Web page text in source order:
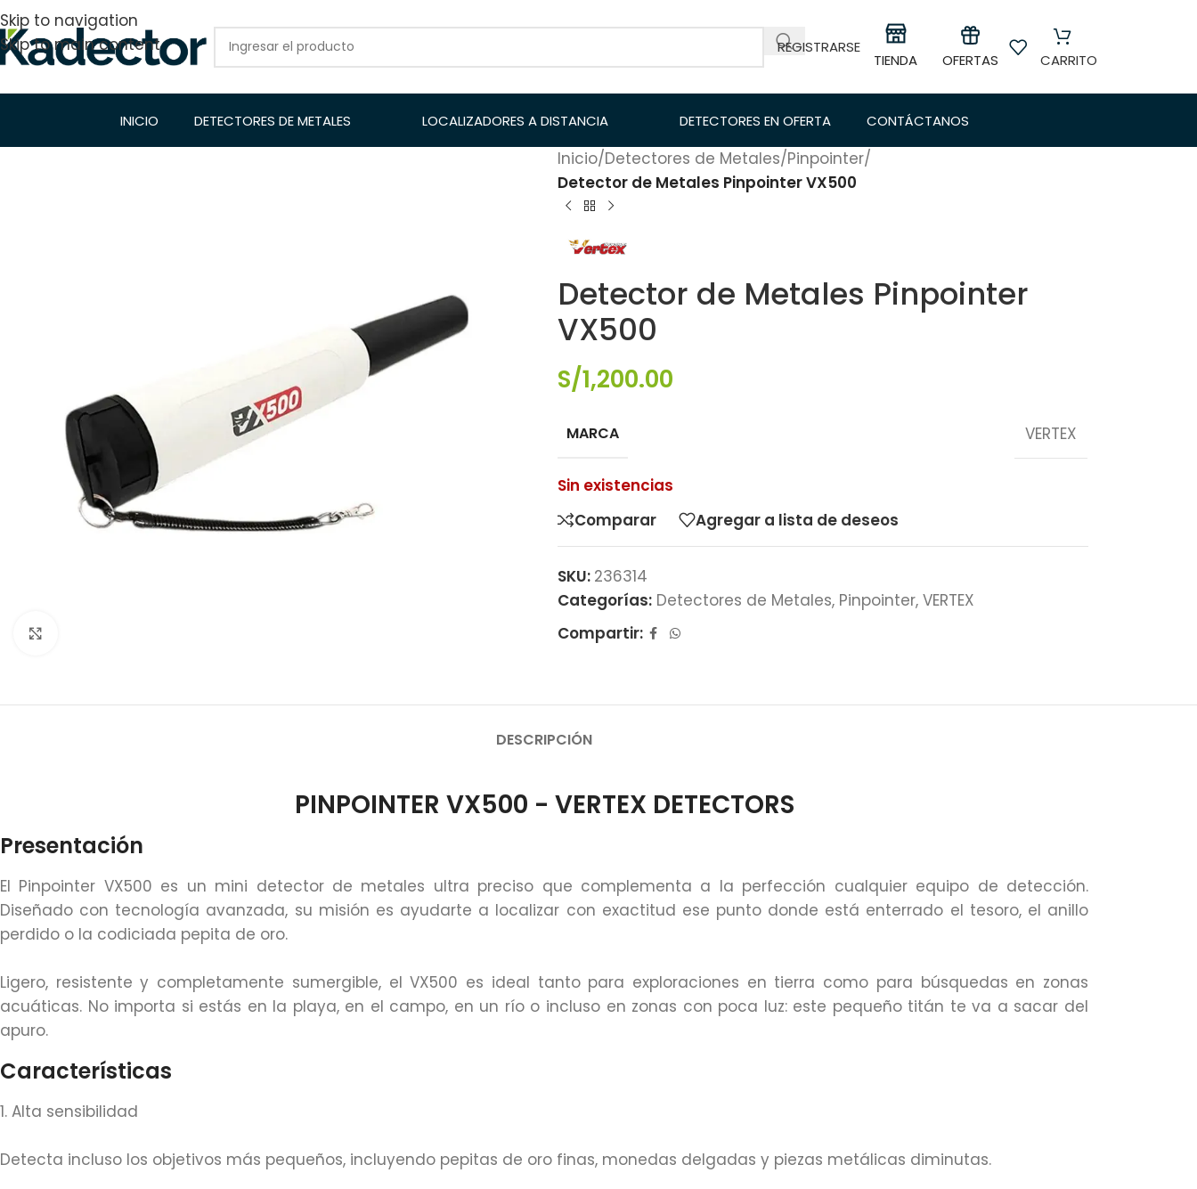
Skip to navigation
Skip to main content
REGISTRARSE
TIENDA OFERTAS CARRITO
INICIO DETECTORES DE METALES LOCALIZADORES A DISTANCIA DETECTORES EN OFERTA CONTÁCTANOS
Inicio/Detectores de Metales/Pinpointer/
Detector de Metales Pinpointer VX500
Detector de Metales Pinpointer
VX500
S/1,200.00
MARCA VERTEX
Sin existencias
Comparar
Agregar a lista de deseos
SKU: 236314
Categorías: Detectores de Metales, Pinpointer, VERTEX
Compartir:
DESCRIPCIÓN
PINPOINTER VX500 - VERTEX DETECTORS
Presentación
El Pinpointer VX500 es un mini detector de metales ultra preciso que complementa a la perfección cualquier equipo de detección.
Diseñado con tecnología avanzada, su misión es ayudarte a localizar con exactitud ese punto donde está enterrado el tesoro, el anillo
perdido o la codiciada pepita de oro.
Ligero, resistente y completamente sumergible, el VX500 es ideal tanto para exploraciones en tierra como para búsquedas en zonas
acuáticas. No importa si estás en la playa, en el campo, en un río o incluso en zonas con poca luz: este pequeño titán te va a sacar del
apuro.
Características
1. Alta sensibilidad
Detecta incluso los objetivos más pequeños, incluyendo pepitas de oro finas, monedas delgadas y piezas metálicas diminutas.